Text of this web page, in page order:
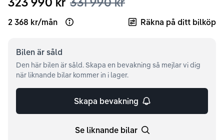
2 368 kr/mån Open loan example Räkna på ditt bilköp
Bilen är såld
Den här bilen är såld. Skapa en bevakning så mejlar vi dig
när liknande bilar kommer in i lager.
Skapa bevakning
Se liknande bilar